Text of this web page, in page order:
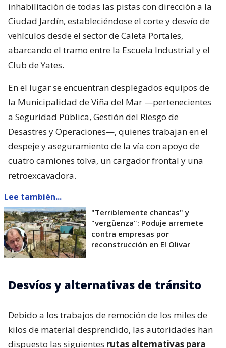
inhabilitación de todas las pistas con dirección a la
Ciudad Jardín, estableciéndose el corte y desvío de
vehículos desde el sector de Caleta Portales,
abarcando el tramo entre la Escuela Industrial y el
Club de Yates.
En el lugar se encuentran desplegados equipos de
la Municipalidad de Viña del Mar —pertenecientes
a Seguridad Pública, Gestión del Riesgo de
Desastres y Operaciones—, quienes trabajan en el
despeje y aseguramiento de la vía con apoyo de
cuatro camiones tolva, un cargador frontal y una
retroexcavadora.
Lee también...
"Terriblemente chantas" y
"vergüenza": Poduje arremete
contra empresas por
reconstrucción en El Olivar
Desvíos y alternativas de tránsito
Debido a los trabajos de remoción de los miles de
kilos de material desprendido, las autoridades han
dispuesto las siguientes rutas alternativas para